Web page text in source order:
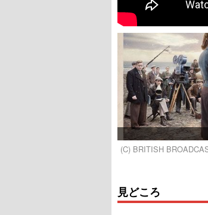
(C) BRITISH
見どころ